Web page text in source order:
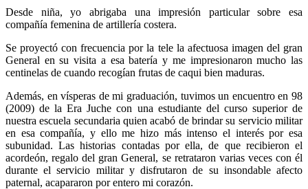
Desde niña, yo abrigaba una impresión particular sobre esa
compañía femenina de artillería costera.
Se proyectó con frecuencia por la tele la afectuosa imagen del gran
General en su visita a esa batería y me impresionaron mucho las
centinelas de cuando recogían frutas de caqui bien maduras.
Además, en vísperas de mi graduación, tuvimos un encuentro en 98
(2009) de la Era Juche con una estudiante del curso superior de
nuestra escuela secundaria quien acabó de brindar su servicio militar
en esa compañía, y ello me hizo más intenso el interés por esa
subunidad. Las historias contadas por ella, de que recibieron el
acordeón, regalo del gran General, se retrataron varias veces con él
durante el servicio militar y disfrutaron de su insondable afecto
paternal, acapararon por entero mi corazón.